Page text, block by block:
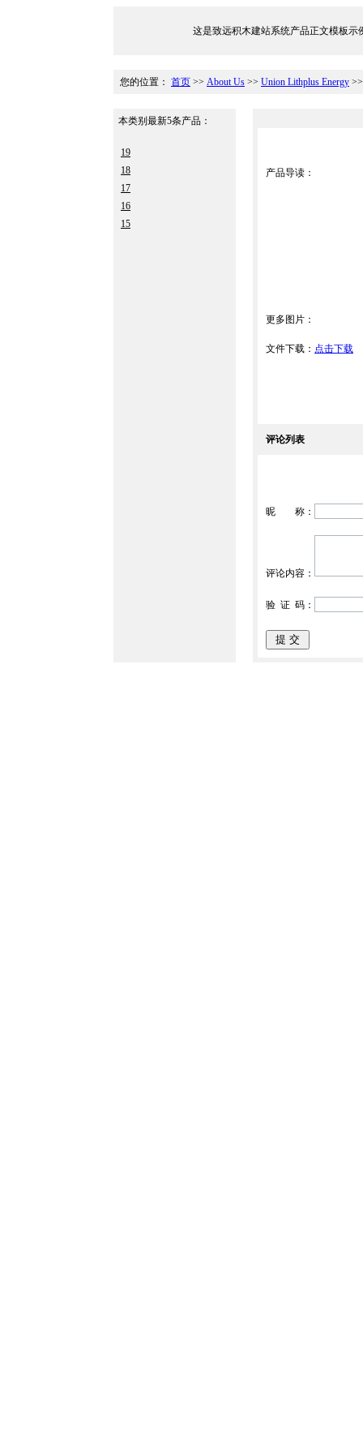
这是致远积木建站系统产品正文模板示
您的位置： 首页 >> About Us >> Union Lithplus Energy
本类别最新5条产品：
19
18
17
16
15
产品导读：
更多图片：
文件下载： 点击下载
评论列表
昵 称：
评论内容：
验 证 码：